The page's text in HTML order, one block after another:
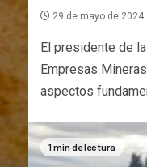
29 de mayo de 2024
El presidente de
Empresas
aspectos
1 min de lectura